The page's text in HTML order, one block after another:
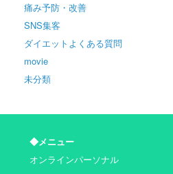
痛み予防・改善
SNS集客
ダイエットよくある質問
movie
未分類
◆メニュー
オンラインパーソナル